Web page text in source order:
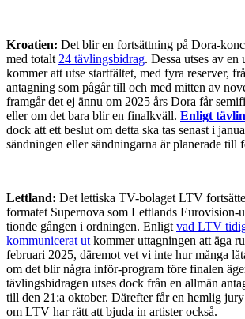
Kroatien: Det blir en fortsättning på Dora-
med totalt 24 tävlingsbidrag. Dessa utses av
kommer att utse startfältet, med fyra reserver,
antagning som pågår till och med mitten av
framgår det ej ännu om 2025 års Dora får
eller om det bara blir en finalkväll. Enligt
dock att ett beslut om detta ska tas senast i
sändningen eller sändningarna är planerade till
Lettland: Det lettiska TV-bolaget LTV
formatet Supernova som Lettlands
tionde gången i ordningen. Enligt vad LTV
kommunicerat ut kommer uttagningen att äga
februari 2025, däremot vet vi inte hur många
om det blir några inför-program före finalen
tävlingsbidragen utses dock från en allmän
till den 21:a oktober. Därefter får en hemlig jury
om LTV har rätt att bjuda in artister också.